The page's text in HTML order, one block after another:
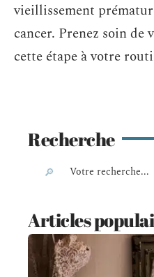
vieillissement
cancer. Prenez soin de
cette étape à votre
Recherche
Articles